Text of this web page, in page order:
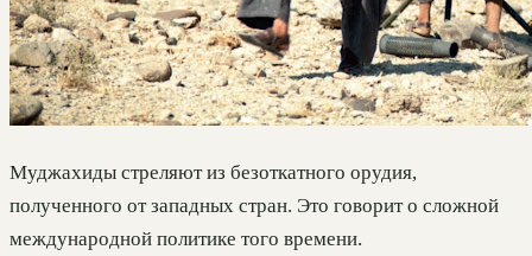
Муджахиды стреляют из безоткатного орудия,
полученного от западных стран. Это говорит о сложной
международной политике того времени.